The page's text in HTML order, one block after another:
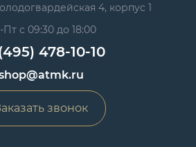
4, корпус 1
с 09:30 до 18:00
478-10-10
звонок